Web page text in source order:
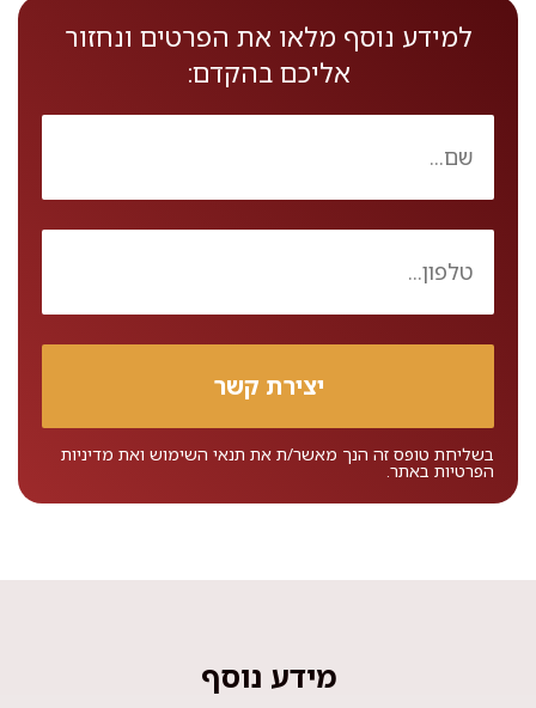
למידע נוסף מלאו את הפרטים ונחזור
אליכם בהקדם:
בשליחת טופס זה הנך מאשר/ת את תנאי השימוש ואת מדיניות
הפרטיות באתר.
מידע נוסף